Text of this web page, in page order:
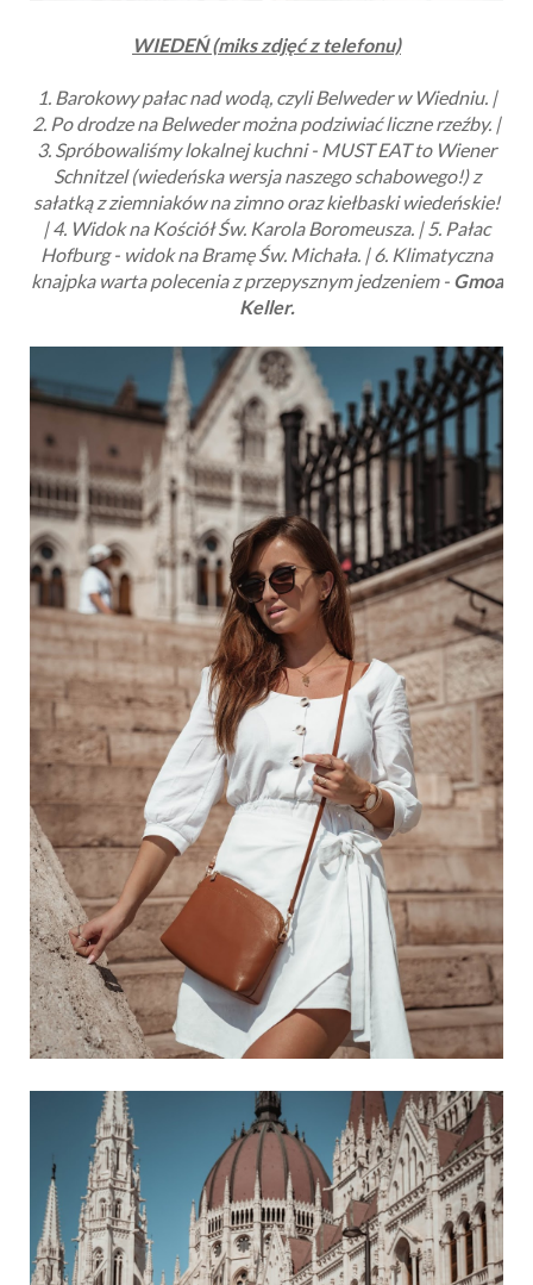
WIEDEŃ (miks zdjęć z telefonu)
1. Barokowy pałac nad wodą, czyli Belweder w Wiedniu. |
2. Po drodze na Belweder można podziwiać liczne rzeźby. |
3. Spróbowaliśmy lokalnej kuchni - MUST EAT to Wiener
Schnitzel (wiedeńska wersja naszego schabowego!) z
sałatką z ziemniaków na zimno oraz kiełbaski wiedeńskie!
| 4. Widok na Kościół Św. Karola Boromeusza. | 5. Pałac
Hofburg - widok na Bramę Św. Michała. | 6. Klimatyczna
knajpka warta polecenia z przepysznym jedzeniem - Gmoa
Keller.